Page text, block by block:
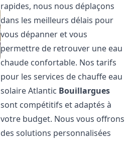
rapides, nous nous déplaçons
dans les meilleurs délais pour
vous dépanner et vous
permettre de retrouver une eau
chaude confortable. Nos tarifs
pour les services de chauffe eau
solaire Atlantic Bouillargues
sont compétitifs et adaptés à
votre budget. Nous vous offrons
des solutions personnalisées